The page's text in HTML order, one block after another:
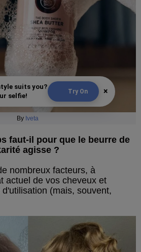
suits you?
selfie!
Try On ×
By Iveta
faut-il pour que le beurre de
agisse ?
nombreux facteurs, à
actuel de vos cheveux et
(mais, souvent,